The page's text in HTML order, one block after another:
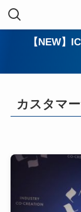
【NEW】
カスタマ